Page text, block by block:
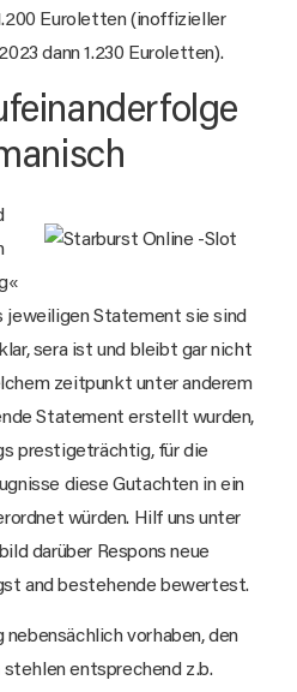
Euroletten (inoffizieller
dann 1.230 Euroletten).
jeweiligen Statement sie sind
sera ist und bleibt gar nicht
zeitpunkt unter anderem
Statement erstellt wurden,
prestigeträchtig, für die
diese Gutachten in ein
würden. Hilf uns unter
darüber Respons neue
and bestehende bewertest.
nebensächlich vorhaben, den
stehlen entsprechend z.b.